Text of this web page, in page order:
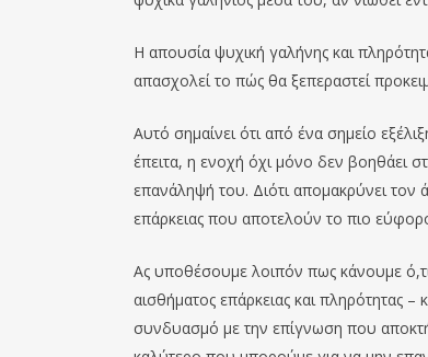
Η απουσία ψυχική γαλήνης και
απασχολεί το πώς θα ξεπεραστεί
Αυτό σημαίνει ότι από ένα σημείο
έπειτα, η ενοχή όχι μόνο δεν βοηθάει
επανάληψή του. Διότι απομακρύνει τον
επάρκειας που αποτελούν το πιο
Ας υποθέσουμε λοιπόν πως κάνουμε
αισθήματος επάρκειας και πληρότητας
συνδυασμό με την επίγνωση που